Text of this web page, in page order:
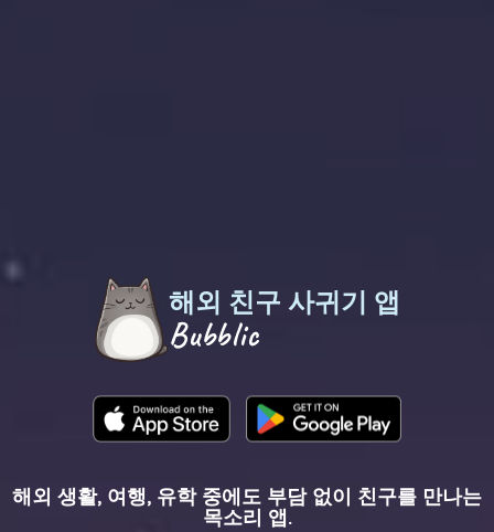
해외 친구 사귀기 앱
Bubblic
해외 생활, 여행, 유학 중에도 부담 없이 친구를 만나는
목소리 앱.